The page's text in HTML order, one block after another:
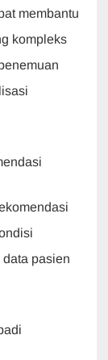
membantu
kompleks
pasien